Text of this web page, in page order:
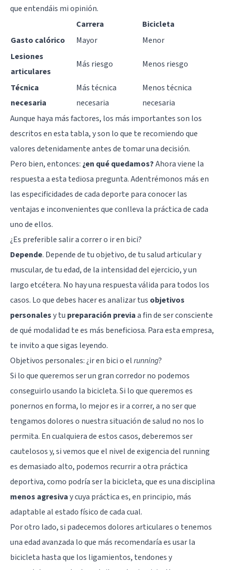
que entendáis mi opinión.
Carrera
Bicicleta
Gasto calórico
Mayor
Menor
Lesiones
articulares
Más riesgo Menos riesgo
Técnica
necesaria
Más técnica
necesaria
Menos técnica
necesaria
Aunque haya más factores, los más importantes son los
descritos en esta tabla, y son lo que te recomiendo que
valores detenidamente antes de tomar una decisión.
Pero bien, entonces: ¿en qué quedamos?Ahora viene la
respuesta a esta tediosa pregunta. Adentrémonos más en
las especificidades de cada deporte para conocer las
ventajas e inconvenientes que conlleva la práctica de cada
uno de ellos.
¿Es preferible salir a correr o ir en bici?
Depende. Depende de tu objetivo, de tu salud articular y
muscular, de tu edad, de la intensidad del ejercicio, y un
largo etcétera. No hay una respuesta válida para todos los
casos. Lo que debes hacer es analizar tus objetivos
personalesy tu preparación previaa fin de ser consciente
de qué modalidad te es más beneficiosa. Para esta empresa,
te invito a que sigas leyendo.
Objetivos personales: ¿ir en bici o elrunning?
Si lo que queremos ser un gran corredor no podemos
conseguirlo usando la bicicleta. Si lo que queremos es
ponernos en forma, lo mejor es ir a correr, a no ser que
tengamos dolores o nuestra situación de salud no nos lo
permita. En cualquiera de estos casos, deberemos ser
cautelosos y, si vemos que el nivel de exigencia del running
es demasiado alto, podemos recurrir a otra práctica
deportiva, como podría ser la bicicleta, que es una disciplina
menos agresivay cuya práctica es, en principio, más
adaptable al estado físico de cada cual.
Por otro lado, si padecemos dolores articulares o tenemos
una edad avanzada lo que más recomendaría es usar la
bicicleta hasta que los ligamientos, tendones y